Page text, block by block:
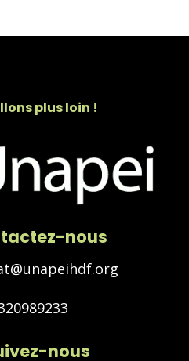
plus loin !
nous
nous